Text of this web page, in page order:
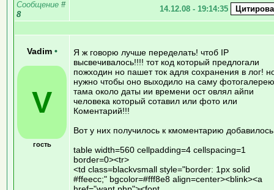
Сообщение #
8
14.12.08 - 19:14:35
Vadim •
V
гость
Я ж говорю лучше переделать! чтоб IP
высвечивалось!!!! тот код который предлогали
пожходин но пашет ток адля сохранения в лог!
нужно чтобы оно выходило на саму
тама около даты ии времени ост овлял айпи
человека который сотавил или фото или
Коментарий!!!
Вот у них получилось к кмоментарию добавилось
table width=560 cellpadding=4 cellspacing=1
border=0><tr>
<td class=blackvsmall style="border: 1px solid
#ffeecc;" bgcolor=#fff8e8 align=center><blink><a